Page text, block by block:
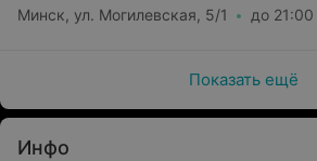
Минск, ул. Могилевская, 5/1 до 21:00
Показать ещё
Инфо